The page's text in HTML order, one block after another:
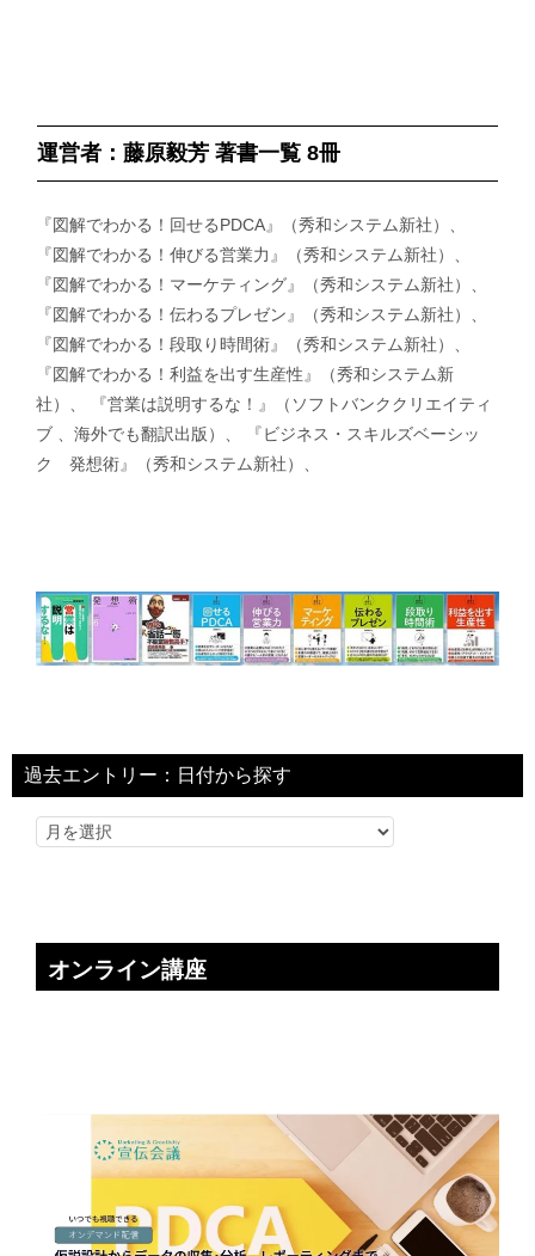
運営者：藤原毅芳 著書一覧 8冊
『図解でわかる！回せるPDCA』（秀和システム新社）、
『図解でわかる！伸びる営業力』（秀和システム新社）、
『図解でわかる！マーケティング』（秀和システム新社）、
『図解でわかる！伝わるプレゼン』（秀和システム新社）、
『図解でわかる！段取り時間術』（秀和システム新社）、
『図解でわかる！利益を出す生産性』（秀和システム新
社）、 『営業は説明するな！』（ソフトバンククリエイティ
ブ 、海外でも翻訳出版）、 『ビジネス・スキルズベーシッ
ク 発想術』（秀和システム新社）、
過去エントリー：日付から探す
オンライン講座